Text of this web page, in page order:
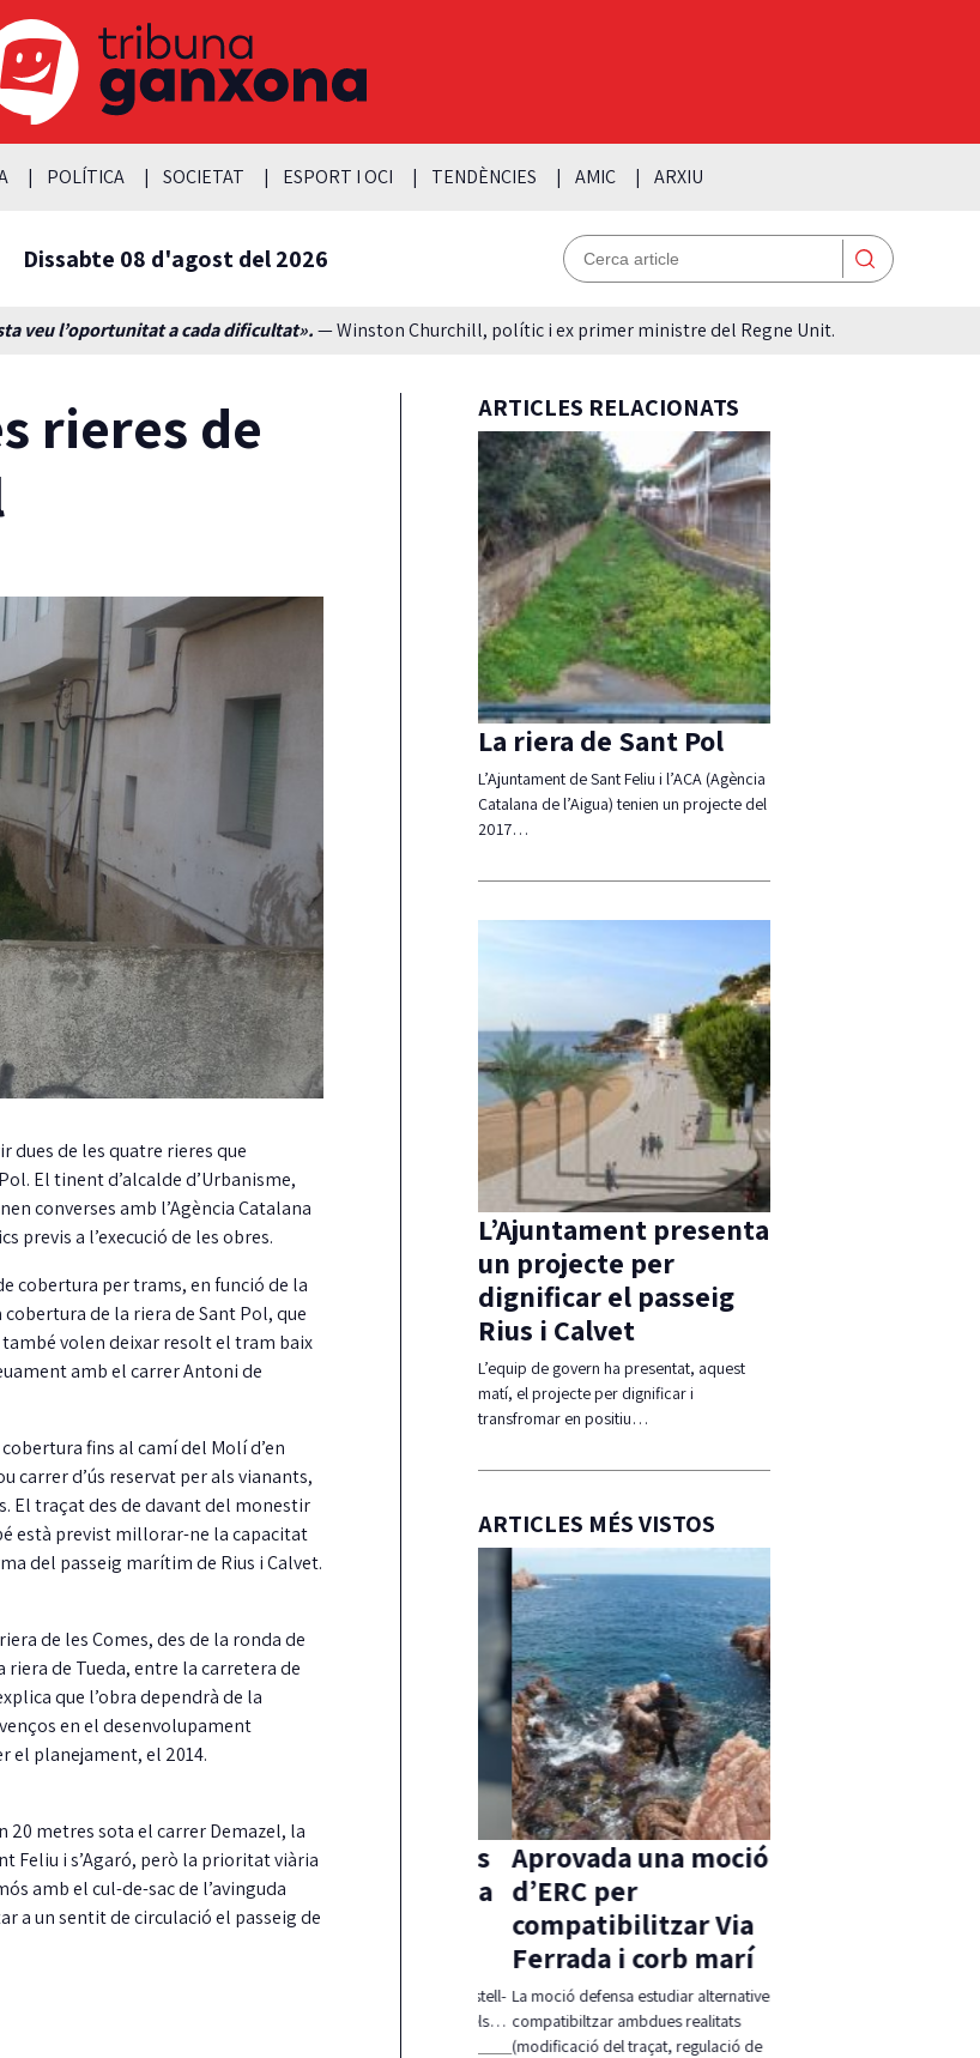
POLÍTICA SOCIETAT ESPORT I OCI TENDÈNCIES AMIC ARXIU
Dissabte 08 d'agost del 2026
veu l’oportunitat a cada dificultat».— Winston Churchill, polític i ex primer ministre del Regne Unit.
rieres de
dues de les quatre rieres que
El tinent d’alcalde d’Urbanisme,
converses amb l’Agència Catalana
previs a l’execució de les obres.
cobertura per trams, en funció de la
de la riera de Sant Pol, que
volen deixar resolt el tram baix
amb el carrer Antoni de
fins al camí del Molí d’en
carrer d’ús reservat per als vianants,
El traçat des de davant del monestir
està previst millorar-ne la capacitat
del passeig marítim de Rius i Calvet.
de les Comes, des de la ronda de
riera de Tueda, entre la carretera de
que l’obra dependrà de la
en el desenvolupament
el planejament, el 2014.
20 metres sota el carrer Demazel, la
Feliu i s’Agaró, però la prioritat viària
amb el cul-de-sac de l’avinguda
a un sentit de circulació el passeig de
ARTICLES RELACIONATS
La riera de Sant Pol
L’Ajuntament de Sant Feliu i l’ACA (Agència
Catalana de l’Aigua) tenien un projecte del
2017…
L’Ajuntament presenta
un projecte per
dignificar el passeig
Rius i Calvet
L’equip de govern ha presentat, aquest
matí, el projecte per dignificar i
transfromar en positiu…
ARTICLES MÉS VISTOS
més
els
del
Detinguts dos homes
per robar en una casa
mentre els inquilins
Aprovada una moció
d’ERC per
compatibilitzar Via
Ferrada i corb marí
La moció defensa estudiar alternatives per
compatibiltzar ambdues realitats
(modificació del traçat, regulació de